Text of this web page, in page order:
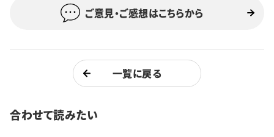
学生記者募集 お問い合わせ
ご意見・ご感想はこちらから
一覧に戻る
合わせて読みたい